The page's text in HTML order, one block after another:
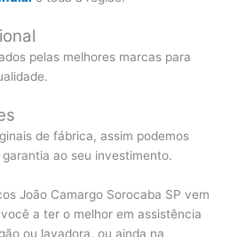
pelas melhores marcas para
de fábrica, assim podemos
ao seu investimento.
João Camargo Sorocaba SP vem
a ter o melhor em assistência
ou lavadora, ou ainda na